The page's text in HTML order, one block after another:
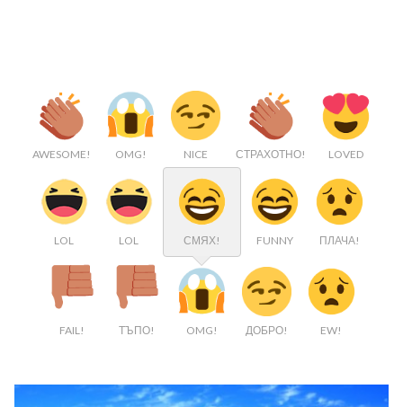
AWESOME! OMG! NICE СТРАХОТНО! LOVED
LOL LOL СМЯХ! FUNNY ПЛАЧА!
FAIL! ТЪПО! OMG! ДОБРО! EW!